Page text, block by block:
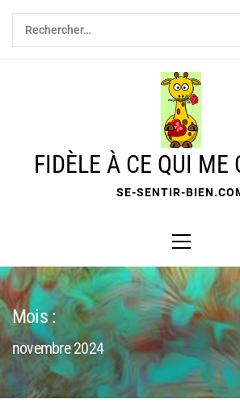
Skip
content
Rechercher :
FIDÈLE À CE QUI ME
SE-SENTIR-
Menu
Mois :
novembre 2024